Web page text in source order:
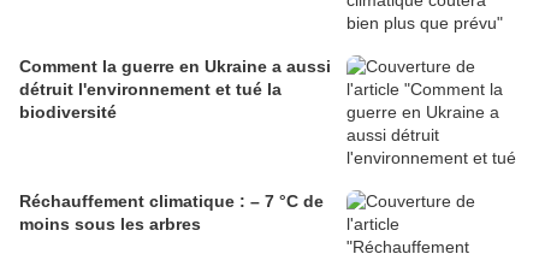
Comment la guerre en Ukraine a aussi
détruit l'environnement et tué la
biodiversité
Réchauffement climatique : – 7 °C de
moins sous les arbres